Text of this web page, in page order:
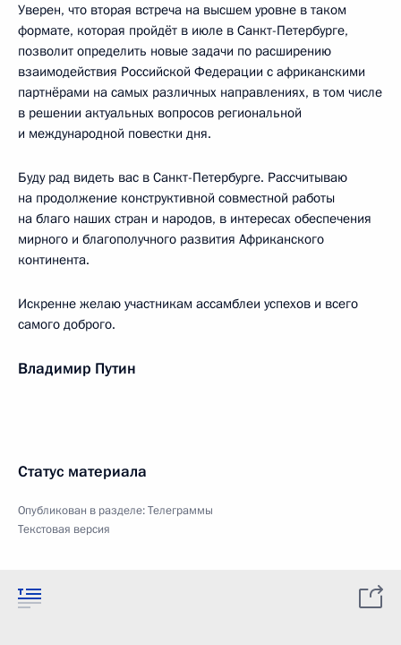
Уверен, что вторая встреча на высшем уровне в таком
формате, которая пройдёт в июле в Санкт-Петербурге,
позволит определить новые задачи по расширению
взаимодействия Российской Федерации с африканскими
партнёрами на самых различных направлениях, в том числе
в решении актуальных вопросов региональной
и международной повестки дня.
Буду рад видеть вас в Санкт-Петербурге. Рассчитываю
на продолжение конструктивной совместной работы
на благо наших стран и народов, в интересах обеспечения
мирного и благополучного развития Африканского
континента.
Искренне желаю участникам ассамблеи успехов и всего
самого доброго.
Владимир Путин
Статус материала
Опубликован в разделе:Телеграммы
Текстовая версия